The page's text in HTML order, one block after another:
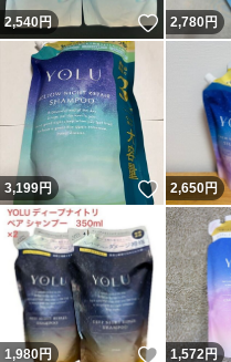
2,540円 いいね！
2,780円
3,199円 いいね！
2,650円
1,980円 いいね！
1,572円